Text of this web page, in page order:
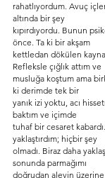
rahatlıyordum. Avuç
altında bir şey
kıpırdıyordu. Bunun
önce. Ta ki bir akşam
kettledan dökülen
Refleksle çığlık attım ve
musluğa koştum ama
ki derimde tek bir
yanık izi yoktu, acı
baktım ve içimde
tuhaf bir cesaret
yaklaştırdım; hiçbir şey
olmadı. Biraz daha
sonunda parmağımı
doğrudan alevin üzerine